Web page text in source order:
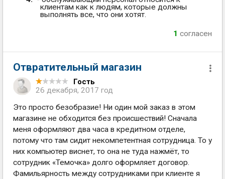
клиентам как к людям, которые должны
выполнять все, что они хотят.
1 согласен
Отвратительный магазин
Гость
26 декабря, 2017 год
Это просто безобразие! Ни один мой заказ в этом
магазине не обходится без происшествий! Сначала
меня оформляют два часа в кредитном отделе,
потому что там сидит некомпетентная сотрудница. То у
них компьютер виснет, то она не туда нажмёт, то
сотрудник «Темочка» долго оформляет договор.
Фамильярность между сотрудниками при клиенте я